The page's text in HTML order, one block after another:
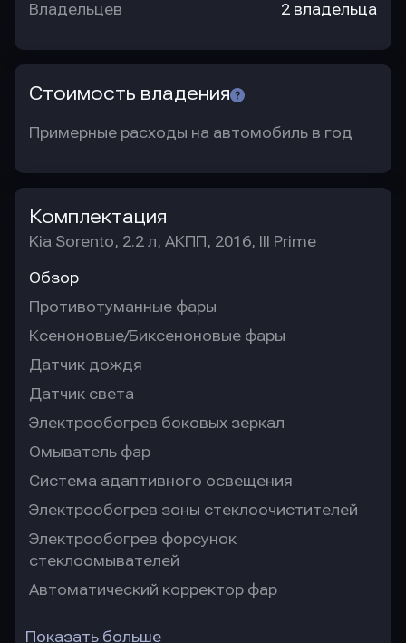
Владельцев 2 владельца
Стоимость владения
Примерные расходы на автомобиль в год
Комплектация
Kia Sorento, 2.2 л, АКПП, 2016, III Prime
Обзор
Противотуманные фары
Ксеноновые/Биксеноновые фары
Датчик дождя
Датчик света
Электрообогрев боковых зеркал
Омыватель фар
Система адаптивного освещения
Электрообогрев зоны стеклоочистителей
Электрообогрев форсунок
стеклоомывателей
Автоматический корректор фар
Показать больше